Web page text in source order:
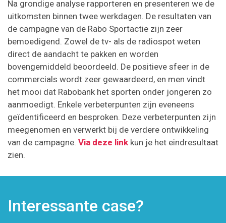
Na grondige analyse rapporteren en presenteren we de
uitkomsten binnen twee werkdagen. De resultaten van
de campagne van de Rabo Sportactie zijn zeer
bemoedigend. Zowel de tv- als de radiospot weten
direct de aandacht te pakken en worden
bovengemiddeld beoordeeld. De positieve sfeer in de
commercials wordt zeer gewaardeerd, en men vindt
het mooi dat Rabobank het sporten onder jongeren zo
aanmoedigt. Enkele verbeterpunten zijn eveneens
geïdentificeerd en besproken. Deze verbeterpunten zijn
meegenomen en verwerkt bij de verdere ontwikkeling
van de campagne. Via deze link kun je het eindresultaat
zien.
Interessante case?